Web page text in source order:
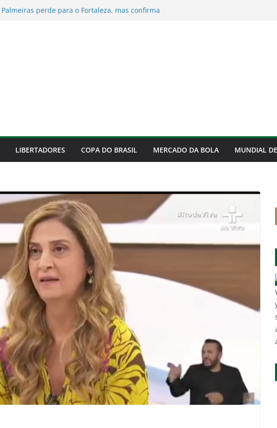
Palmeiras assume culpa pela derrota para o Fortaleza e
LIBERTADORES COPA DO BRASIL MERCADO DA BOLA MUNDIAL